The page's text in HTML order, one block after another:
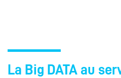
La Big DATA au